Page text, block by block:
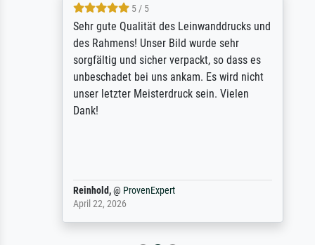
5 / 5
Sehr gute Qualität des Leinwanddrucks und
des Rahmens! Unser Bild wurde sehr
sorgfältig und sicher verpackt, so dass es
unbeschadet bei uns ankam. Es wird nicht
unser letzter Meisterdruck sein. Vielen
Dank!
Reinhold,@ProvenExpert
April 22, 2026